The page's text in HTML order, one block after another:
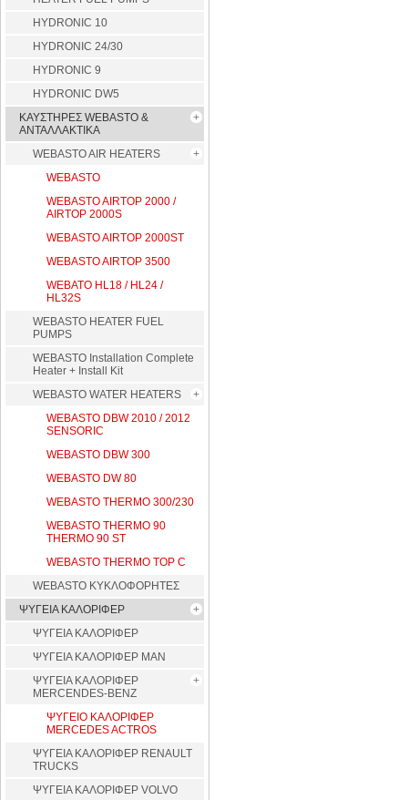
HYDRONIC 10
HYDRONIC 24/30
HYDRONIC 9
HYDRONIC DW5
ΚΑΥΣΤΗΡΕΣ WEBASTO &
ΑΝΤΑΛΛΑΚΤΙΚΑ
WEBASTO AIR HEATERS
WEBASTO
WEBASTO AIRTOP 2000 /
AIRTOP 2000S
WEBASTO AIRTOP 2000ST
WEBASTO AIRTOP 3500
WEBATO HL18 / HL24 /
HL32S
WEBASTO HEATER FUEL
PUMPS
WEBASTO Installation Complete
Heater + Install Kit
WEBASTO WATER HEATERS
WEBASTO DBW 2010 / 2012
SENSORIC
WEBASTO DBW 300
WEBASTO DW 80
WEBASTO THERMO 300/230
WEBASTO THERMO 90
THERMO 90 ST
WEBASTO THERMO TOP C
WEBASTO ΚΥΚΛΟΦΟΡΗΤΕΣ
ΨΥΓΕΙΑ ΚΑΛΟΡΙΦΕΡ
ΨΥΓΕΙΑ ΚΑΛΟΡΙΦΕΡ
ΨΥΓΕΙΑ ΚΑΛΟΡΙΦΕΡ MAN
ΨΥΓΕΙΑ ΚΑΛΟΡΙΦΕΡ
MERCENDES-BENZ
ΨΥΓΕΙΟ ΚΑΛΟΡΙΦΕΡ
MERCEDES ACTROS
ΨΥΓΕΙΑ ΚΑΛΟΡΙΦΕΡ RENAULT
TRUCKS
ΨΥΓΕΙΑ ΚΑΛΟΡΙΦΕΡ VOLVO